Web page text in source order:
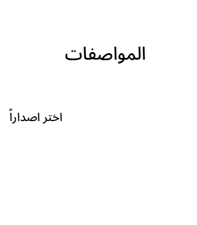
المواصفات
اختر اصداراً